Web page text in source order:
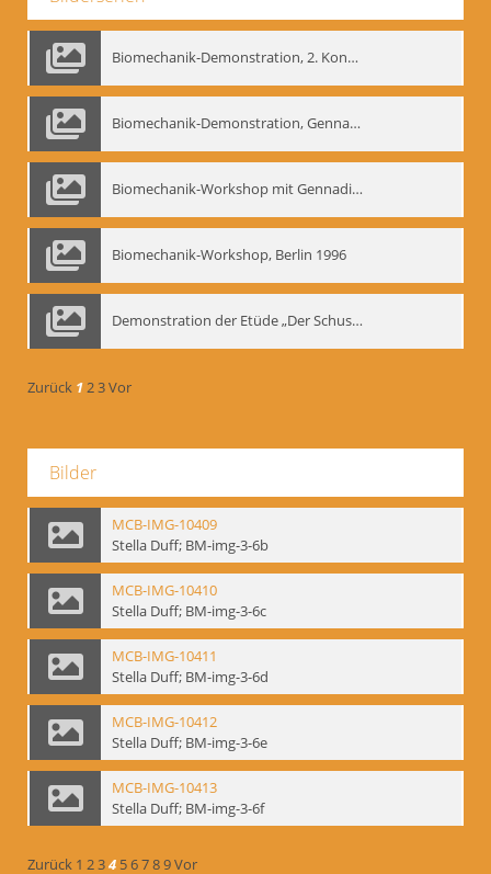
Biomechanik-Demonstration, 2. Kongress der EMF, Mai 1995
Biomechanik-Demonstration, Gennadij Bogdanow im Berliner Ensemble, 04.10.1991
Biomechanik-Workshop mit Gennadij Nikolajewitsch Bogdanow im Mime Centrum Berlin, 1991
Biomechanik-Workshop, Berlin 1996
Demonstration der Etüde „Der Schuss mit dem Bogen“ durch Gennadij Nikolajewitsch Bogdanow, Berlin 1991
Zurück 123Vor
Bilder
MCB-IMG-10409
Stella Duff; BM-img-3-6b
MCB-IMG-10410
Stella Duff; BM-img-3-6c
MCB-IMG-10411
Stella Duff; BM-img-3-6d
MCB-IMG-10412
Stella Duff; BM-img-3-6e
MCB-IMG-10413
Stella Duff; BM-img-3-6f
Zurück 1 234 56789Vor